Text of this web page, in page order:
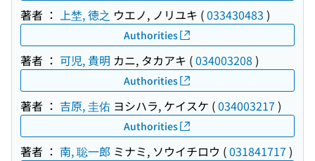
著者 ： 上埜, 徳之 ウエノ, ノリユキ (033430483 )
Authorities
著者 ： 可児, 貴明 カニ, タカアキ (034003208 )
Authorities
著者 ： 吉原, 圭佑 ヨシハラ, ケイスケ (034003217 )
Authorities
著者 ： 南, 聡一郎 ミナミ, ソウイチロウ (031841717 )